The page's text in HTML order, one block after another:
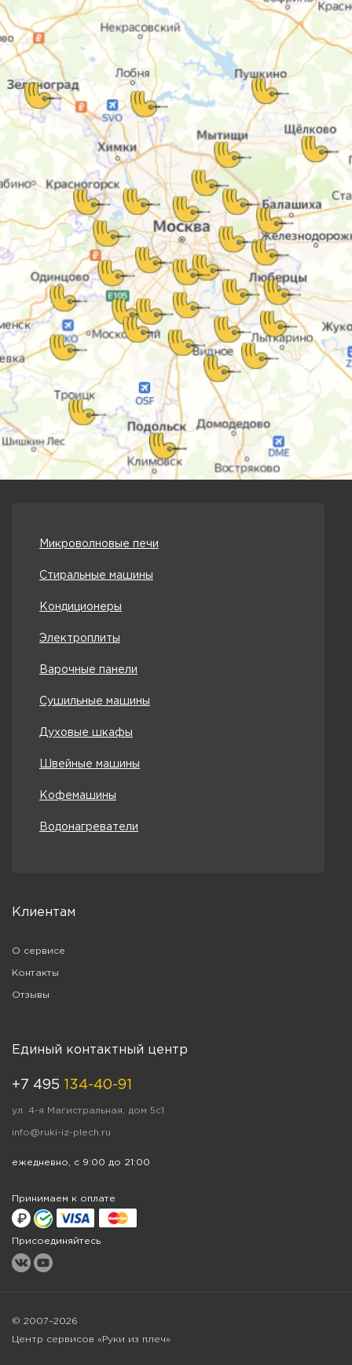
Микроволновые печи
Стиральные машины
Кондиционеры
Электроплиты
Варочные панели
Сушильные машины
Духовые шкафы
Швейные машины
Кофемашины
Водонагреватели
Клиентам
О сервисе
Контакты
Отзывы
Единый контактный центр
+7 495 134-40-91
ул. 4-я Магистральная, дом 5с1
info@ruki-iz-plech.ru
ежедневно, с 9:00 до 21:00
Принимаем к оплате
Присоединяйтесь
© 2007–2026
Центр сервисов «Руки из плеч»